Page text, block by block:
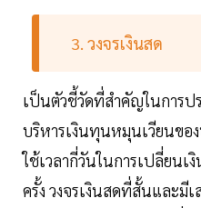
3. วงจรเงินสด
เป็นตัวชี้วัดที่สำคัญในการป
บริหารเงินทุนหมุนเวียนขอ
ใช้เวลากี่วันในการเปลี่ยน
ครั้ง วงจรเงินสดที่สั้นและมี